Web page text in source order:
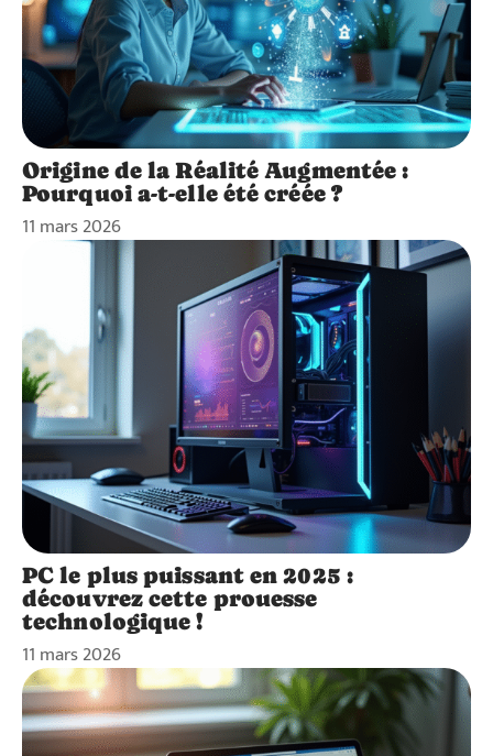
Origine de la Réalité Augmentée :
Pourquoi a-t-elle été créée ?
11 mars 2026
PC le plus puissant en 2025 :
découvrez cette prouesse
technologique !
11 mars 2026